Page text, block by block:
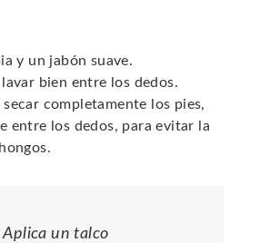
y un jabón suave.
bien entre los dedos.
completamente los pies,
entre los dedos, para evitar la
Aplica un talco